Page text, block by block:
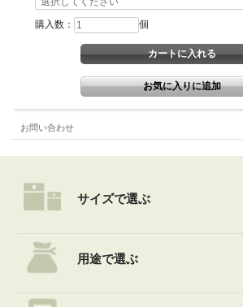
折り畳み部分のアルミ箔がドット抜けする場合があり
遮熱効果に影響はございません。
・火気・暖房器具の近くでは使用しないでください。
・本品を本来の使用目的以外では使用しないでください
・小さなお子様の手の届く所での保管・使用はしないで
・S字フックを掛ける箇所のない窓には使用できません
・ガラスに飛散防止フィルム等ご利用の場合はフィルム
用下さい。
・熱吸収により熱割れが発送する場合がありますので、
入ったガラスにはご使用にならないでください。
■送料・発送について
・ご注文時に折り曲げずに発送を選択した場合、送料を
メールの後に再度当店からメールをお送りさせていただ
さい。
購入数： 個
お問い合わせ
サイズで選ぶ
用途で選ぶ